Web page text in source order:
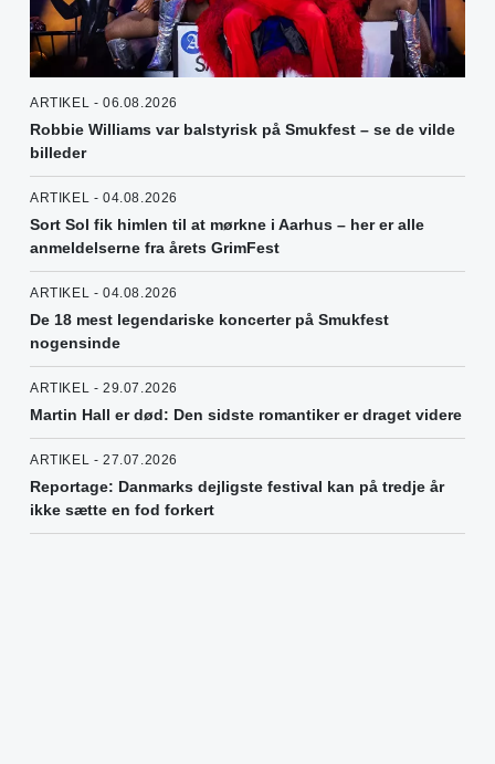
ARTIKEL - 06.08.2026
Robbie Williams var balstyrisk på Smukfest – se de vilde
billeder
ARTIKEL - 04.08.2026
Sort Sol fik himlen til at mørkne i Aarhus – her er alle
anmeldelserne fra årets GrimFest
ARTIKEL - 04.08.2026
De 18 mest legendariske koncerter på Smukfest
nogensinde
ARTIKEL - 29.07.2026
Martin Hall er død: Den sidste romantiker er draget videre
ARTIKEL - 27.07.2026
Reportage: Danmarks dejligste festival kan på tredje år
ikke sætte en fod forkert